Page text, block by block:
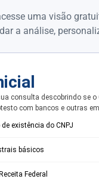
uma visão
a análise,
consulta descobrindo se o
com bancos e outras
existência do CNPJ
básicos
Federal